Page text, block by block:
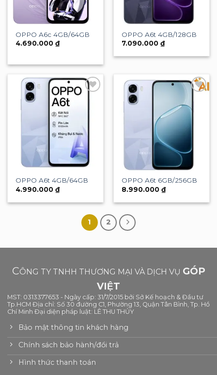
OPPO A6c 4GB/64GB
4.690.000₫
OPPO A6t 4GB/128GB
7.090.000₫
OPPO A6t 4GB/64GB
4.990.000₫
Add to
wishlist
OPPO A6t 6GB/256GB
8.990.000₫
1 2
CÔNG TY TNHH THƯƠNG MẠI VÀ DỊCH VỤ GÓP
VIỆT
MST: 0313377653 - Ngày cấp: 31/7/2015 bởi Sở Kế hoạch & Đầu tư
Tp.HCM Địa chỉ: Số 30 đường C1, Phường 13, Quận Tân Bình, Tp. Hồ
Chí Minh Đại diện pháp luật: LÊ THU THỦY
Bảo mật thông tin khách hàng
Chính sách bảo hành/đổi trả
Hình thức thanh toán